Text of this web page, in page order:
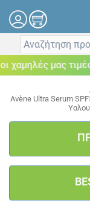
μας τιμές
Avène Ultra Serum